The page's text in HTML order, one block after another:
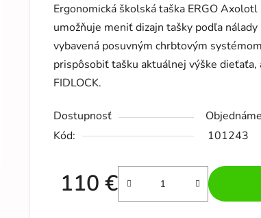
je
0,0
z
5
hviezdičiek.
Ergonomická školská taška ERGO
umožňuje meniť dizajn tašky podľa nálady
vybavená posuvným chrbtovým
prispôsobiť tašku aktuálnej výške
FIDLOCK.
Dostupnosť
Kód:
101243
110 €
Jednotková cena: